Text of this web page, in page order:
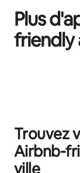
Plus
friendly
Trouvez
Airbnb-
ville